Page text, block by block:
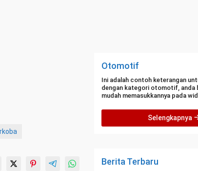
Otomotif
Ini adalah contoh keterangan
dengan kategori otomotif, anda
mudah memasukkannya pada
Selengkapnya
Berita Terbaru